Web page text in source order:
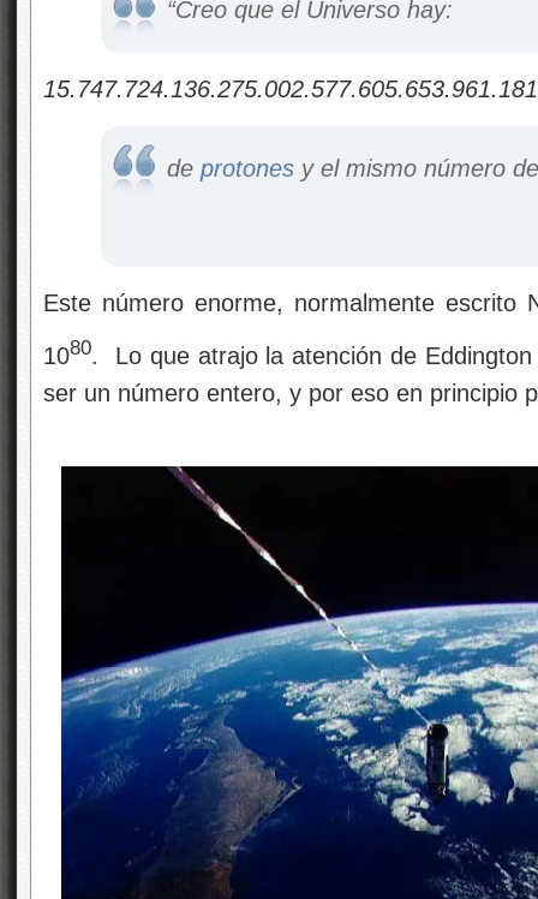
“Creo que el Universo hay:
de protones y el mismo número
Este número enorme, normalmente escrito
1080. Lo que atrajo la atención de
ser un número entero, y por eso en principio